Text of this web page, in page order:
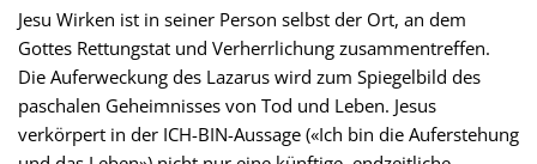
Jesu Wirken ist in seiner Person selbst der Ort, an dem
Gottes Rettungstat und Verherrlichung zusammentreffen.
Die Auferweckung des Lazarus wird zum Spiegelbild des
paschalen Geheimnisses von Tod und Leben. Jesus
verkörpert in der ICH-BIN-Aussage («Ich bin die Auferstehung